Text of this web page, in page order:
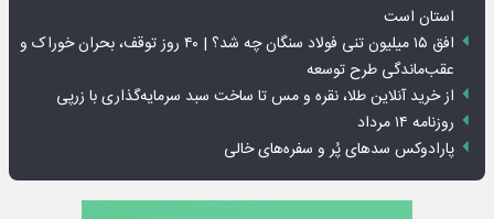
استان است
افق ۱۵ میلیون تنی فولاد سنگان چه شد؟ | ۴۰ روز توقف، بحران خوراک و
عقب‌ماندگی طرح توسعه
از خرید آنلاین طلا، نقره و مس تا ساخت سبد سرمایه‌گذاری با زرپی
روزنامه ۱۴ مرداد
پارادوکس سدهای پُر و سفره‌های خالی